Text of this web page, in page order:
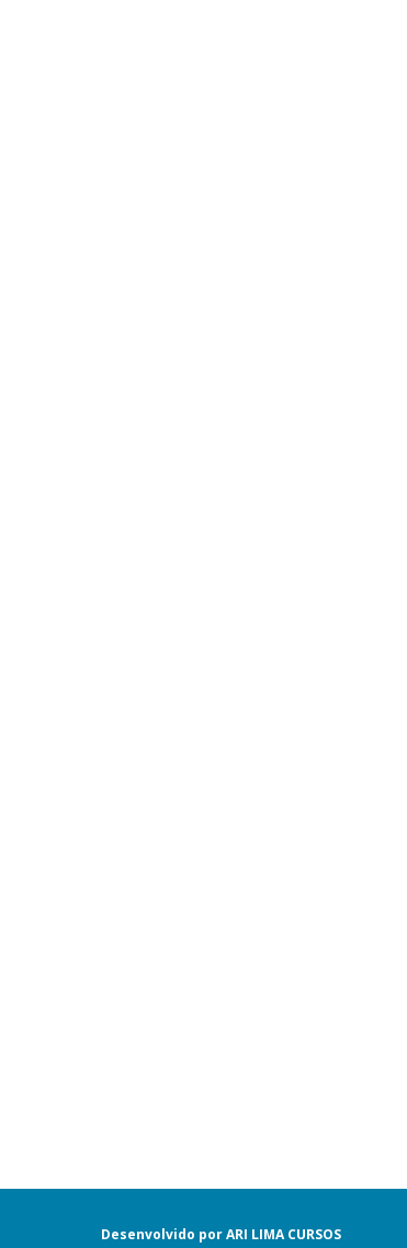
Desenvolvido por ARI LIMA CURSOS